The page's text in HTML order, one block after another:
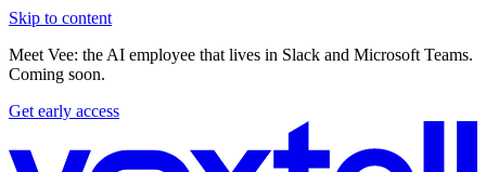
Skip to content
Meet Vee: the AI employee that lives in Slack and Microsoft Teams.
Coming soon.
Get early access